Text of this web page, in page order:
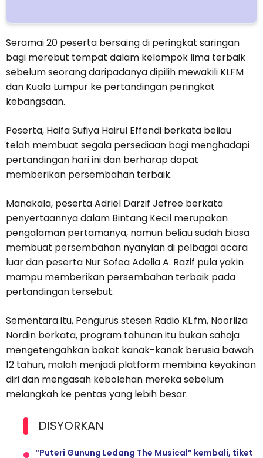
Seramai 20 peserta bersaing di peringkat saringan
bagi merebut tempat dalam kelompok lima terbaik
sebelum seorang daripadanya dipilih mewakili KLFM
dan Kuala Lumpur ke pertandingan peringkat
kebangsaan.
Peserta, Haifa Sufiya Hairul Effendi berkata beliau
telah membuat segala persediaan bagi menghadapi
pertandingan hari ini dan berharap dapat
memberikan persembahan terbaik.
Manakala, peserta Adriel Darzif Jefree berkata
penyertaannya dalam Bintang Kecil merupakan
pengalaman pertamanya, namun beliau sudah biasa
membuat persembahan nyanyian di pelbagai acara
luar dan peserta Nur Sofea Adelia A. Razif pula yakin
mampu memberikan persembahan terbaik pada
pertandingan tersebut.
Sementara itu, Pengurus stesen Radio KL.fm, Noorliza
Nordin berkata, program tahunan itu bukan sahaja
mengetengahkan bakat kanak-kanak berusia bawah
12 tahun, malah menjadi platform membina keyakinan
diri dan mengasah kebolehan mereka sebelum
melangkah ke pentas yang lebih besar.
DISYORKAN
“Puteri Gunung Ledang The Musical” kembali, tiket